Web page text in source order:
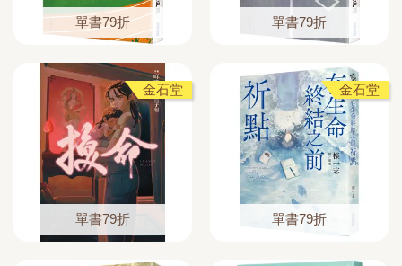
單書79折 單書79折
金石堂
單書79折
金石堂
單書79折